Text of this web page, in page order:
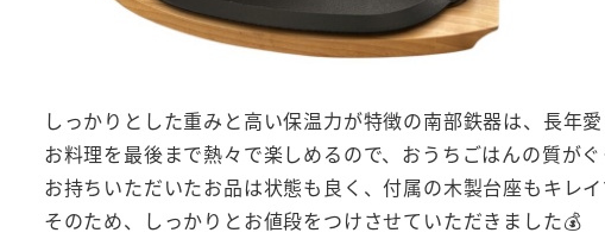
しっかりとした重みと高い保温力が特徴の南部鉄器は、長年
お料理を最後まで熱々で楽しめるので、おうちごはんの質が
お持ちいただいたお品は状態も良く、付属の木製台座もキレイ
そのため、しっかりとお値段をつけさせていただきました💰